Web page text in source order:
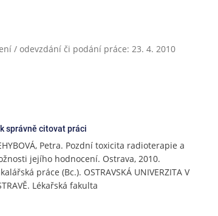
/ odevzdání či podání práce: 23. 4. 2010
správně citovat práci
Petra. Pozdní toxicita radioterapie a
jejího hodnocení. Ostrava, 2010.
práce (Bc.). OSTRAVSKÁ UNIVERZITA V
Lékařská fakulta